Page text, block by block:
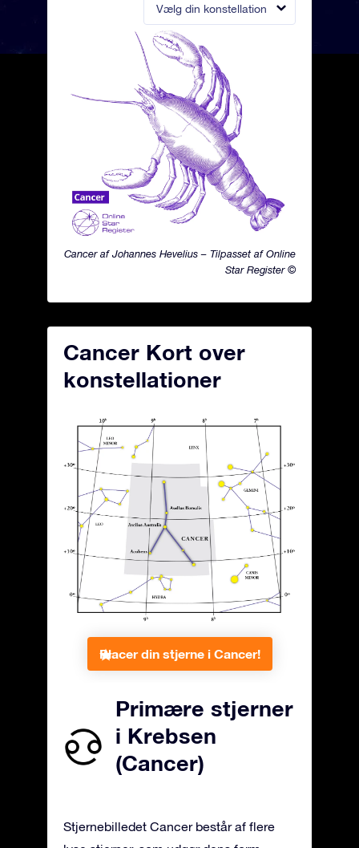
Vælg din konstellation
Cancer af Johannes Hevelius – Tilpasset af Online
Star Register ©
Cancer Kort over
konstellationer
Placer din stjerne i Cancer!
Primære stjerner
i Krebsen
(Cancer)
Stjernebilledet Cancer består af flere